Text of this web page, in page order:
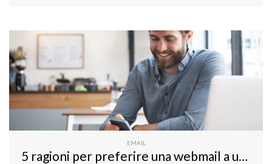
EMAIL
5 ragioni per preferire una webmail a un e-mail client